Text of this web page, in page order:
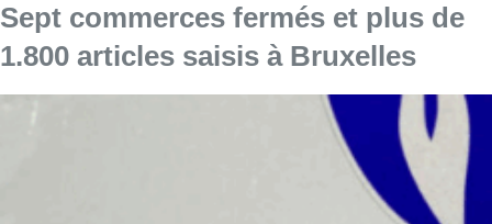
Sept commerces fermés et plus de
1.800 articles saisis à Bruxelles